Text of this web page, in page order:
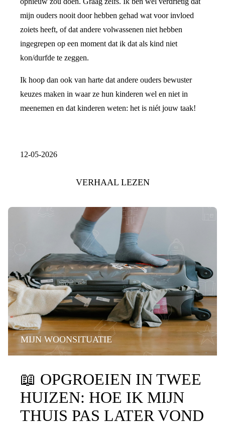
mijn ouders nooit door hebben gehad wat voor invloed
zoiets heeft, of dat andere volwassenen niet hebben
ingegrepen op een moment dat ik dat als kind niet
kon/durfde te zeggen.
Ik hoop dan ook van harte dat andere ouders bewuster
keuzes maken in waar ze hun kinderen wel en niet in
meenemen en dat kinderen weten: het is niét jouw taak!
12-05-2026
VERHAAL LEZEN
MIJN WOONSITUATIE
📖 OPGROEIEN IN TWEE
HUIZEN: HOE IK MIJN
THUIS PAS LATER VOND